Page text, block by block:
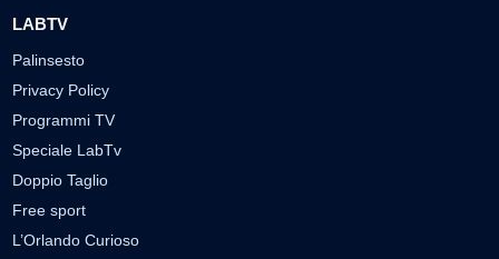
LABTV
Palinsesto
Privacy Policy
Programmi TV
Speciale LabTv
Doppio Taglio
Free sport
L’Orlando Curioso